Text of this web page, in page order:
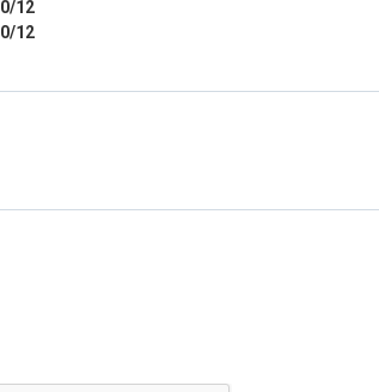
0/12
0/12